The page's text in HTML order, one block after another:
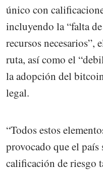
único con
incluyendo la “falta
recursos necesarios”,
ruta, así como el
la adopción del
legal.
“Todos estos
provocado que el país
calificación de riesgo